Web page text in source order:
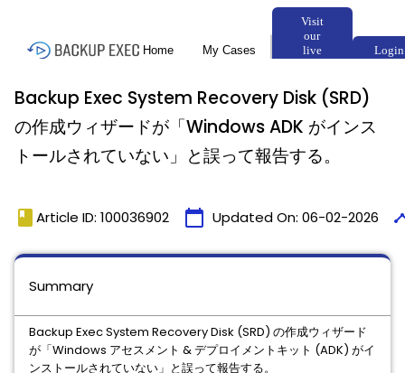
Backup Exec System Recovery Disk (SRD)
の作成ウィザードが「Windows ADK がインス
トールされていない」と誤って報告する。
book Article ID: 100036902 calendar_today Updated On: 06-02-2026
Summary
Backup Exec System Recovery Disk (SRD) の作成ウィザード
が「Windows アセスメント & デプロイメントキット (ADK) がイ
ンストールされていない」と誤って報告する。